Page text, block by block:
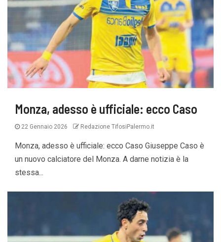
Monza, adesso è ufficiale: ecco Caso
22 Gennaio 2026 Redazione TifosiPalermo.it
Monza, adesso è ufficiale: ecco Caso Giuseppe Caso è
un nuovo calciatore del Monza. A darne notizia è la
stessa...